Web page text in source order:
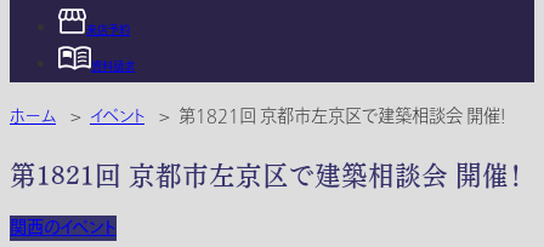
来店予約
資料請求
ホーム > イベント > 第1821回 京都市左京区で建築相談会 開催！
第1821回 京都市左京区で建築相談会 開催！
関西のイベント